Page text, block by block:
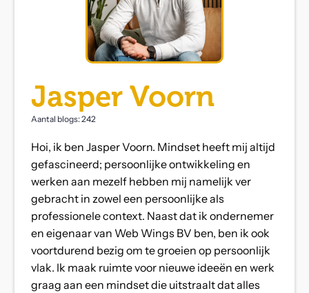
Jasper Voorn
Aantal blogs: 242
Hoi, ik ben Jasper Voorn. Mindset heeft mij altijd
gefascineerd; persoonlijke ontwikkeling en
werken aan mezelf hebben mij namelijk ver
gebracht in zowel een persoonlijke als
professionele context. Naast dat ik ondernemer
en eigenaar van Web Wings BV ben, ben ik ook
voortdurend bezig om te groeien op persoonlijk
vlak. Ik maak ruimte voor nieuwe ideeën en werk
graag aan een mindset die uitstraalt dat alles